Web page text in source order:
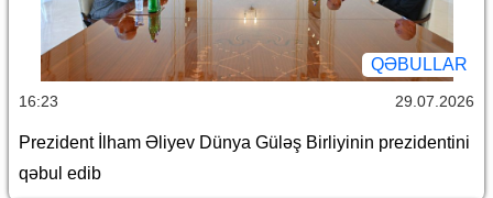
QƏBULLAR
16:23 29.07.2026
Prezident İlham Əliyev Dünya Güləş Birliyinin prezidentini
qəbul edib